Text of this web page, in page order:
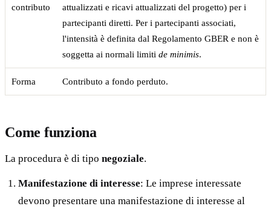
contributo
attualizzati e ricavi attualizzati del progetto) per i
partecipanti diretti. Per i partecipanti associati,
l'intensità è definita dal Regolamento GBER e non è
soggetta ai normali limiti de minimis.
Forma Contributo a fondo perduto.
Come funziona
La procedura è di tipo negoziale.
Manifestazione di interesse: Le imprese interessate
devono presentare una manifestazione di interesse al